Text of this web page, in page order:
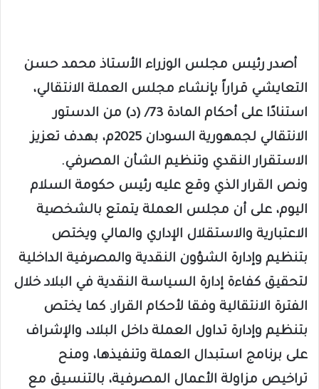
أصدر رئيس مجلس الوزراء الأستاذ محمد حسن
التعايشي قراراً بإنشاء مجلس العملة الانتقالي،
استنادًا على أحكام المادة 73/ (د) من الدستور
الانتقالي لجمهورية السودان 2025م، بهدف تعزيز
الاستقرار النقدي وتنظيم الشأن المصرفي.
ونص القرار الذي وقع عليه رئيس حكومة السلام
اليوم، على أن مجلس العملة يتمتع بالشخصية
الاعتبارية والاستقلال الإداري والمالي ويختص
بتنظيم وإدارة الشؤون النقدية والمصرفية الداخلية
لتحقيق كفاءة إدارة السياسة النقدية في البلاد خلال
الفترة الانتقالية وفقا لأحكام القرار. كما يختص
بتنظيم وإدارة تداول العملة داخل البلاد، والإشراف
على برنامج استبدال العملة وتنفيذها، ومنح
تراخيص مزاولة الأعمال المصرفية، بالتنسيق مع